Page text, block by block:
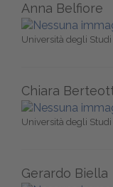
Anna Belfiore
Università degli Studi
Chiara
Università degli
Gerardo Biella